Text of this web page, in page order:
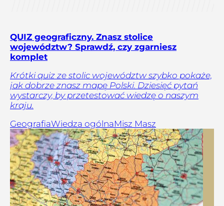
QUIZ geograficzny. Znasz stolice
województw? Sprawdź, czy zgarniesz
komplet
Krótki quiz ze stolic województw szybko pokaże,
jak dobrze znasz mapę Polski. Dziesięć pytań
wystarczy, by przetestować wiedzę o naszym
kraju.
GeografiaWiedza ogólnaMisz Masz